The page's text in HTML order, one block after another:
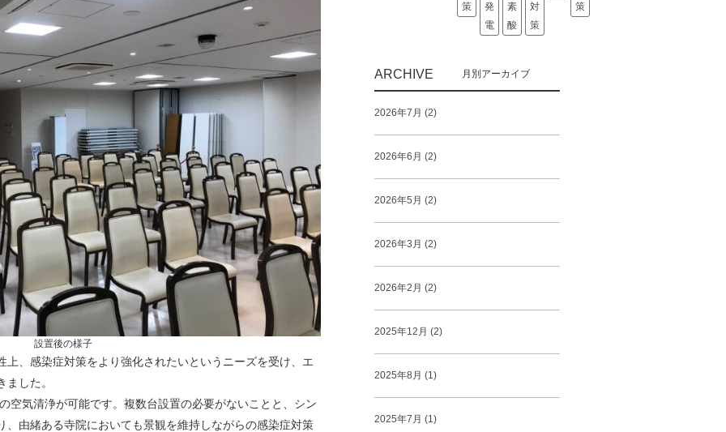
設置後の様子
、感染症対策をより強化されたいというニーズを受け、エ
した。
空気清浄が可能です。複数台設置の必要がないことと、シン
、由緒ある寺院においても景観を維持しながらの感染症対策
策
発
電
素
酸
対
策
策
ARCHIVE
2026年7月 (2)
2026年6月 (2)
2026年5月 (2)
2026年3月 (2)
2026年2月 (2)
2025年12月 (2)
2025年8月 (1)
2025年7月 (1)